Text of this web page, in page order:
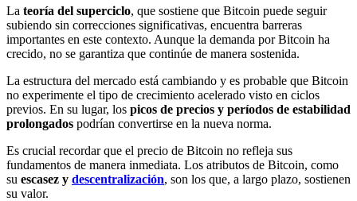
La teoría del superciclo, que sostiene que Bitcoin puede seguir
subiendo sin correcciones significativas, encuentra barreras
importantes en este contexto. Aunque la demanda por Bitcoin ha
crecido, no se garantiza que continúe de manera sostenida.
La estructura del mercado está cambiando y es probable que Bitcoin
no experimente el tipo de crecimiento acelerado visto en ciclos
previos. En su lugar, los picos de precios y períodos de estabilidad
prolongados podrían convertirse en la nueva norma.
Es crucial recordar que el precio de Bitcoin no refleja sus
fundamentos de manera inmediata. Los atributos de Bitcoin, como
su escasez y descentralización, son los que, a largo plazo, sostienen
su valor.